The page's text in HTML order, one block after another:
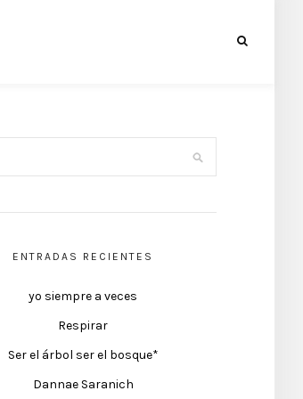
ENTRADAS RECIENTES
yo siempre a veces
Respirar
Ser el árbol ser el bosque*
Dannae Saranich